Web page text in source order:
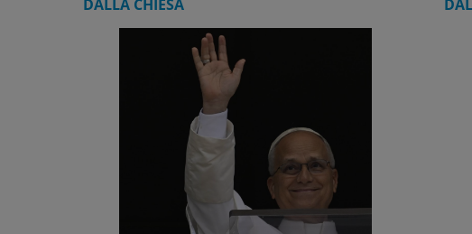
DALLA CHIESA